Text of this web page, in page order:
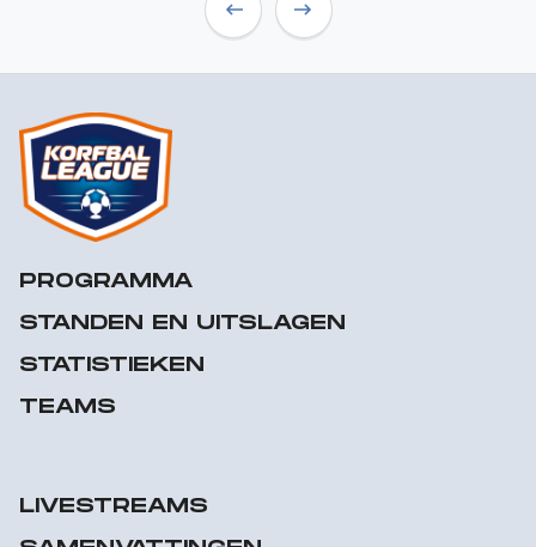
PROGRAMMA
STANDEN EN UITSLAGEN
STATISTIEKEN
TEAMS
LIVESTREAMS